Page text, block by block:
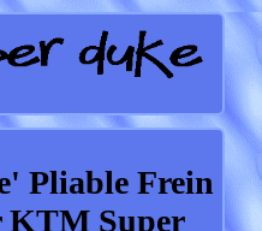
Pliable Frein
KTM Super